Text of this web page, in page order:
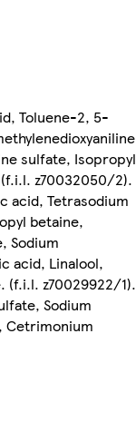
Toluene-2, 5-
sulfate, Isopropyl
z70032050/2).
acid, Tetrasodium
betaine,
Sodium
acid, Linalool,
(f.i.l. z70029922/1).
Sodium
Cetrimonium